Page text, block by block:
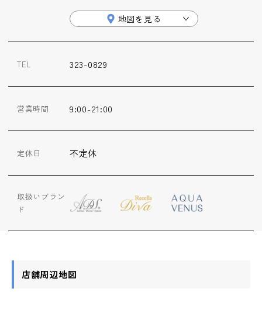
ラジオ波
地図を見る
TEL 323-0829
営業時間 9:00-21:00
定休日 不定休
取扱いブラン
ド
店舗周辺地図